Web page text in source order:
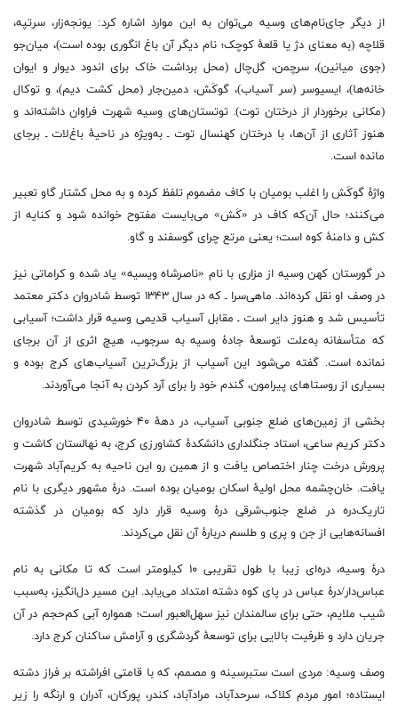
از دیگر جای‌نام‌های وسیه می‌توان به این موارد اشاره کرد: یونجه‌زار، سرتپه،
قلاچه (به معنای دژ یا قلعهٔ کوچک؛ نام دیگر آن باغ انگوری بوده است)، میان‌جو
(جوی میانین)، سرچمن، گل‌چال (محل برداشت خاک برای اندود دیوار و ایوان
خانه‌ها)، ایسیوسر (سر آسیاب)، گوکَش، دمین‌جار (محل کشت دیم)، و توکال
(مکانی برخوردار از درختان توت). توتستان‌های وسیه شهرت فراوان داشته‌اند و
هنوز آثاری از آن‌ها، با درختان کهنسال توت ـ به‌ویژه در ناحیهٔ باغ‌لات ـ برجای
مانده است.
واژهٔ گوکَش را اغلب بومیان با کاف مضموم تلفظ کرده و به محل کشتار گاو تعبیر
می‌کنند؛ حال آن‌که کاف در «کَش» می‌بایست مفتوح خوانده شود و کنایه از
کش و دامنهٔ کوه است؛ یعنی مرتع چرای گوسفند و گاو.
در گورستان کهن وسیه از مزاری با نام «ناصرشاه ویسیه» یاد شده و کراماتی نیز
در وصف او نقل کرده‌اند. ماهی‌سرا ـ که در سال ۱۳۴۳ توسط شادروان دکتر معتمد
تأسیس شد و هنوز دایر است ـ مقابل آسیاب قدیمی وسیه قرار داشت؛ آسیابی
که متأسفانه به‌علت توسعهٔ جادهٔ وسیه به سرجوب، هیچ اثری از آن برجای
نمانده است. گفته می‌شود این آسیاب از بزرگ‌ترین آسیاب‌های کرج بوده و
بسیاری از روستاهای پیرامون، گندم خود را برای آرد کردن به آنجا می‌آوردند.
بخشی از زمین‌های ضلع جنوبی آسیاب، در دههٔ ۴۰ خورشیدی توسط شادروان
دکتر کریم ساعی، استاد جنگلداری دانشکدهٔ کشاورزی کرج، به نهالستان کاشت و
پرورش درخت چنار اختصاص یافت و از همین رو این ناحیه به کریم‌آباد شهرت
یافت. خان‌چشمه محل اولیهٔ اسکان بومیان بوده است. درهٔ مشهور دیگری با نام
تاریک‌دره در ضلع جنوب‌شرقی درهٔ وسیه قرار دارد که بومیان در گذشته
افسانه‌هایی از جن و پری و طلسم دربارهٔ آن نقل می‌کردند.
درهٔ وسیه، دره‌ای زیبا با طول تقریبی ۱۰ کیلومتر است که تا مکانی به نام
عباس‌دار/درهٔ عباس در پای کوه دشته امتداد می‌یابد. این مسیر دل‌انگیز، به‌سبب
شیب ملایم، حتی برای سالمندان نیز سهل‌العبور است؛ همواره آبی کم‌حجم در آن
جریان دارد و ظرفیت بالایی برای توسعهٔ گردشگری و آرامش ساکنان کرج دارد.
وصف وسیه: مردی است ستبرسینه و مصمم، که با قامتی افراشته بر فراز دشته
ایستاده؛ امور مردم کلاک، سرحدآباد، مرادآباد، کندر، پورکان، آدران و ارنگه را زیر